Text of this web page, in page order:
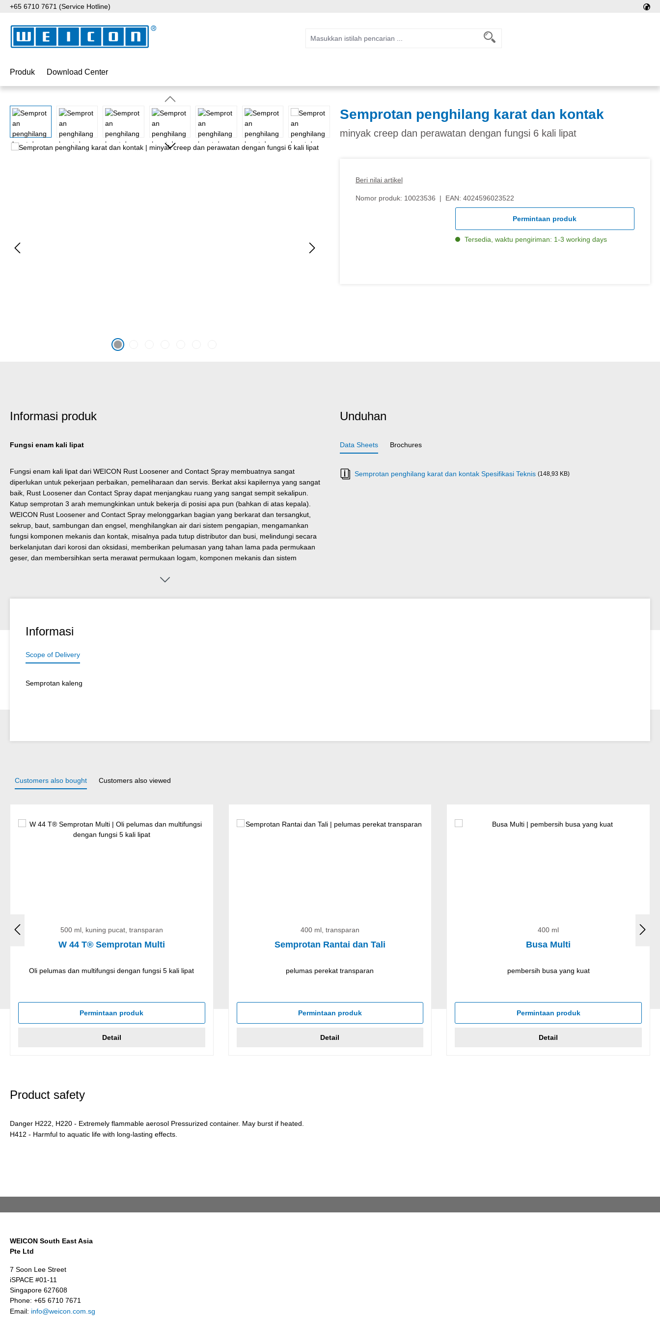
ke konten utama
Lewati ke pencarian
Lewati ke navigasi utama
+65 6710 7671 (Service Hotline)
Produk Download Center
Lewati galeri gambar Semprotan penghilang karat dan kontak
minyak creep dan perawatan dengan fungsi 6 kali lipat
Beri nilai artikel
Nomor produk: 10023536 | EAN: 4024596023522
Permintaan produk
Tersedia, waktu pengiriman: 1-3 working days
Informasi produk
Fungsi enam kali lipat
Fungsi enam kali lipat dari WEICON Rust Loosener and Contact Spray membuatnya sangat
diperlukan untuk pekerjaan perbaikan, pemeliharaan dan servis. Berkat aksi kapilernya yang sangat
baik, Rust Loosener dan Contact Spray dapat menjangkau ruang yang sangat sempit sekalipun.
Katup semprotan 3 arah memungkinkan untuk bekerja di posisi apa pun (bahkan di atas kepala).
WEICON Rust Loosener and Contact Spray melonggarkan bagian yang berkarat dan tersangkut,
sekrup, baut, sambungan dan engsel, menghilangkan air dari sistem pengapian, mengamankan
fungsi komponen mekanis dan kontak, misalnya pada tutup distributor dan busi, melindungi secara
berkelanjutan dari korosi dan oksidasi, memberikan pelumasan yang tahan lama pada permukaan
geser, dan membersihkan serta merawat permukaan logam, komponen mekanis dan sistem
Unduhan
Data Sheets Brochures
Semprotan penghilang karat dan kontak Spesifikasi Teknis (148,93 KB)
Informasi
Scope of Delivery
Semprotan kaleng
Customers also bought Customers also viewed
500 ml, kuning pucat, transparan
W 44 T® Semprotan Multi
Oli pelumas dan multifungsi dengan fungsi 5 kali lipat
Permintaan produk
Detail
400 ml, transparan
Semprotan Rantai dan Tali
pelumas perekat transparan
Permintaan produk
Detail
400 ml
Busa Multi
pembersih busa yang kuat
Permintaan produk
Detail
Product safety
Danger H222, H220 - Extremely flammable aerosol Pressurized container. May burst if heated.
H412 - Harmful to aquatic life with long-lasting effects.
WEICON South East Asia
Pte Ltd
7 Soon Lee Street
iSPACE #01-11
Singapore 627608
Phone: +65 6710 7671
Email: info@weicon.com.sg